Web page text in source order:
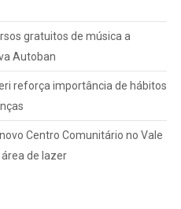
gratuitos de música a
Autoban
reforça importância de hábitos
Centro Comunitário no Vale
de lazer